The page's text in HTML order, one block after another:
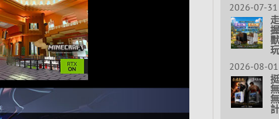
2026-07-31
2026-08-01